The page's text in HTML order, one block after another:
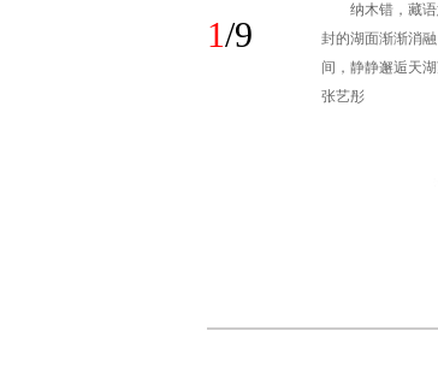
1/9
纳木错，藏
封的湖面渐渐消
间，静静邂逅天
张艺彤